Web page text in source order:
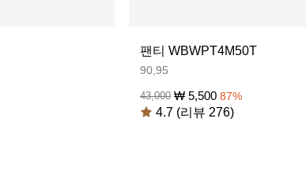
팬티 WBWPT4M50T
90,95
43,000 ₩5,500 87%
4.7 (리뷰 276)